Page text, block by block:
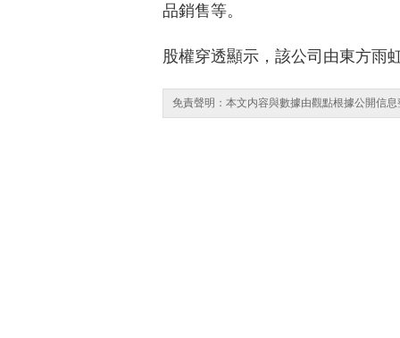
品銷售等。
股權穿透顯示，該公司由東方雨
免責聲明：本文内容與數據由觀點根據公開信